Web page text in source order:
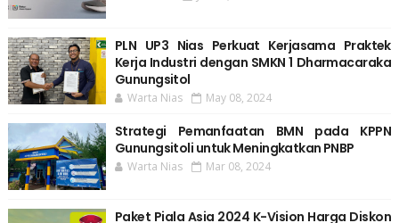
PLN UP3 Nias Perkuat Kerjasama Praktek
Kerja Industri dengan SMKN 1 Dharmacaraka
Gunungsitol
Warta Nias May 08, 2024
Strategi Pemanfaatan BMN pada KPPN
Gunungsitoli untuk Meningkatkan PNBP
Warta Nias Mar 08, 2024
Paket Piala Asia 2024 K-Vision Harga Diskon